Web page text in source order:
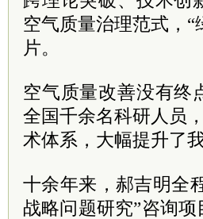
空气质量治理范式，
片。
空气质量改善没有终
全国千余名科研人员
术体系，大幅提升了
十余年来，郝吉明全
战略问题研究”咨询项